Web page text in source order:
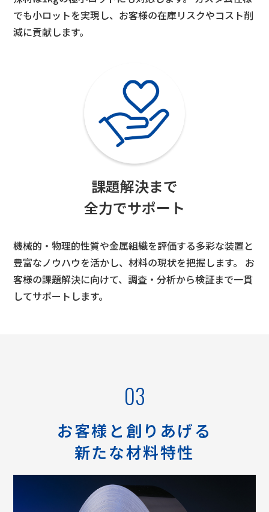
でも小ロットを実現し、お客様の在庫リスクやコスト削
減に貢献します。
課題解決まで
全力でサポート
機械的・物理的性質や金属組織を評価する多彩な装置と
豊富なノウハウを活かし、材料の現状を把握します。 お
客様の課題解決に向けて、調査・分析から検証まで一貫
してサポートします。
03
お客様と創りあげる
新たな材料特性